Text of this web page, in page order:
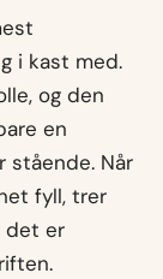
i kast med.
og den
en
stående. Når
fyll, trer
det er